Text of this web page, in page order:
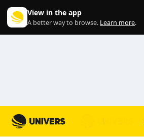
View in the app
A better way to browse. Learn more.